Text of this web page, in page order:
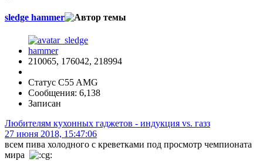
sledge hammer
210065, 176042, 218994
Статус C55 AMG
Сообщения: 6,138
Записан
Любителям кухонных гаджетов - индукция vs. газз
27 июня 2018, 15:47:06
всем пива холодного с креветками под просмотр чемпионата
мира